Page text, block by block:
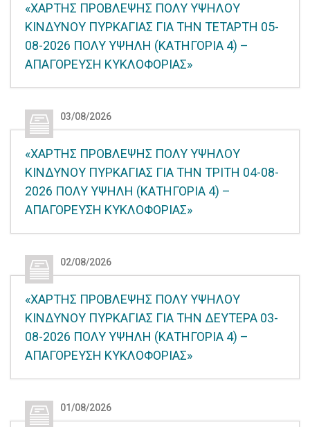
«ΧΑΡΤΗΣ ΠΡΟΒΛΕΨΗΣ ΠΟΛΥ ΥΨΗΛΟΥ
ΚΙΝΔΥΝΟΥ ΠΥΡΚΑΓΙΑΣ ΓΙΑ ΤΗΝ ΤΕΤΑΡΤΗ 05-
08-2026 ΠΟΛΥ ΥΨΗΛΗ (ΚΑΤΗΓΟΡΙΑ 4) –
ΑΠΑΓΟΡΕΥΣΗ ΚΥΚΛΟΦΟΡΙΑΣ»
03/08/2026
«ΧΑΡΤΗΣ ΠΡΟΒΛΕΨΗΣ ΠΟΛΥ ΥΨΗΛΟΥ
ΚΙΝΔΥΝΟΥ ΠΥΡΚΑΓΙΑΣ ΓΙΑ ΤΗΝ ΤΡΙΤΗ 04-08-
2026 ΠΟΛΥ ΥΨΗΛΗ (ΚΑΤΗΓΟΡΙΑ 4) –
ΑΠΑΓΟΡΕΥΣΗ ΚΥΚΛΟΦΟΡΙΑΣ»
02/08/2026
«ΧΑΡΤΗΣ ΠΡΟΒΛΕΨΗΣ ΠΟΛΥ ΥΨΗΛΟΥ
ΚΙΝΔΥΝΟΥ ΠΥΡΚΑΓΙΑΣ ΓΙΑ ΤΗΝ ΔΕΥΤΕΡΑ 03-
08-2026 ΠΟΛΥ ΥΨΗΛΗ (ΚΑΤΗΓΟΡΙΑ 4) –
ΑΠΑΓΟΡΕΥΣΗ ΚΥΚΛΟΦΟΡΙΑΣ»
01/08/2026